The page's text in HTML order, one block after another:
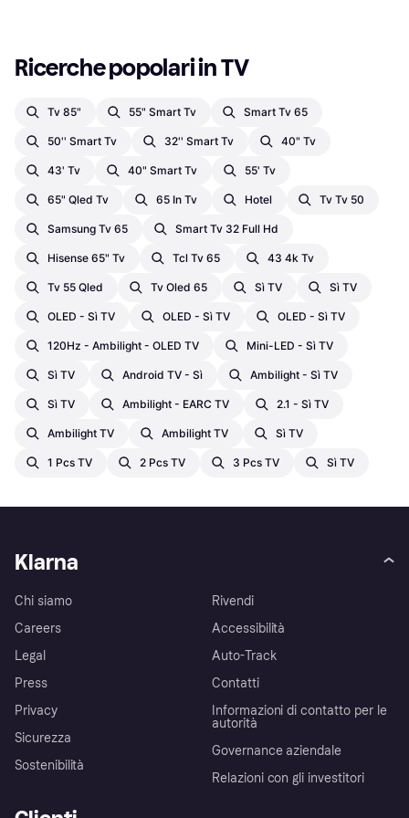
Ricerche popolari in TV
Tv 85" 55" Smart Tv Smart Tv 65
50'' Smart Tv 32'' Smart Tv 40" Tv
43' Tv 40" Smart Tv 55' Tv
65" Qled Tv 65 In Tv Hotel Tv Tv 50
Samsung Tv 65 Smart Tv 32 Full Hd
Hisense 65" Tv Tcl Tv 65 43 4k Tv
Tv 55 Qled Tv Oled 65 Sì TV Sì TV
OLED - Sì TV OLED - Sì TV OLED - Sì TV
120Hz - Ambilight - OLED TV Mini-LED - Sì TV
Sì TV Android TV - Sì Ambilight - Sì TV
Sì TV Ambilight - EARC TV 2.1 - Sì TV
Ambilight TV Ambilight TV Sì TV
1 Pcs TV 2 Pcs TV 3 Pcs TV Sì TV
Klarna
Chi siamo
Careers
Legal
Press
Privacy
Sicurezza
Sostenibilità
Rivendi
Accessibilità
Auto-Track
Contatti
Informazioni di contatto per le
autorità
Governance aziendale
Relazioni con gli investitori